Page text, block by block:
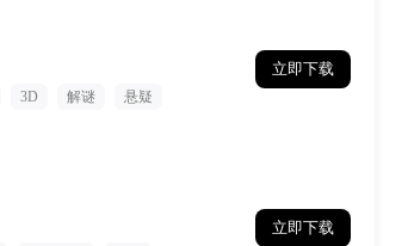
3D 解谜 悬疑
立即下载
立即下载